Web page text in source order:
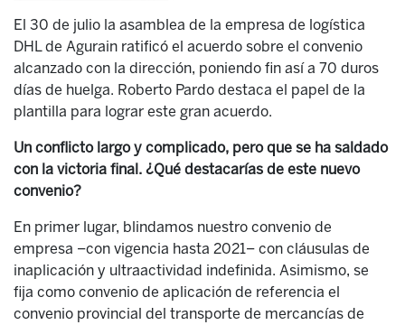
El 30 de julio la asamblea de la empresa de logística
DHL de Agurain ratificó el acuerdo sobre el convenio
alcanzado con la dirección, poniendo fin así a 70 duros
días de huelga. Roberto Pardo destaca el papel de la
plantilla para lograr este gran acuerdo.
Un conflicto largo y complicado, pero que se ha saldado
con la victoria final. ¿Qué destacarías de este nuevo
convenio?
En primer lugar, blindamos nuestro convenio de
empresa –con vigencia hasta 2021– con cláusulas de
inaplicación y ultraactividad indefinida. Asimismo, se
fija como convenio de aplicación de referencia el
convenio provincial del transporte de mercancías de